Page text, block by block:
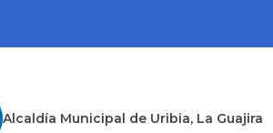
Alcaldía Municipal de Uribia, La Guajira